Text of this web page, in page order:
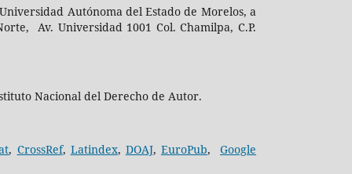
Autónoma del Estado de Morelos, a
Av. Universidad 1001 Col. Chamilpa, C.P.
Nacional del Derecho de Autor.
, CrossRef, Latindex, DOAJ, EuroPub,Google